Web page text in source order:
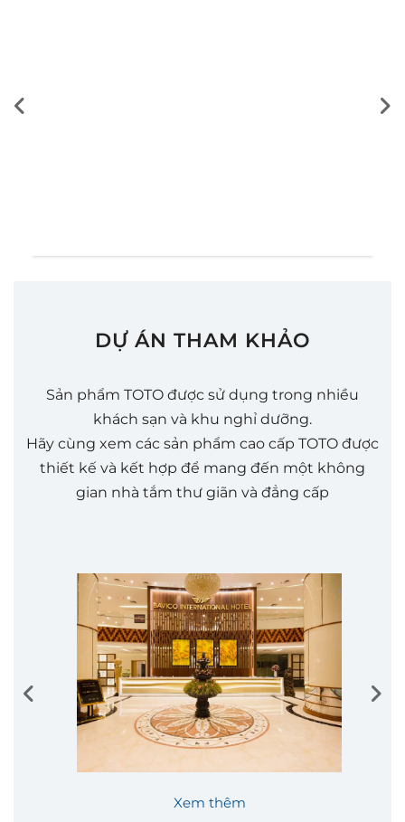
DỰ ÁN THAM KHẢO
Sản phẩm TOTO được sử dụng trong nhiều
khách sạn và khu nghỉ dưỡng.
Hãy cùng xem các sản phẩm cao cấp TOTO được
thiết kế và kết hợp để mang đến một không
gian nhà tắm thư giãn và đẳng cấp
Xem thêm